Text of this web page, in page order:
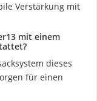
Verstärkung mit
mit einem
dieses
für einen